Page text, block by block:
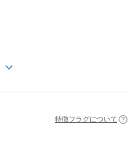
特徴フラグについて